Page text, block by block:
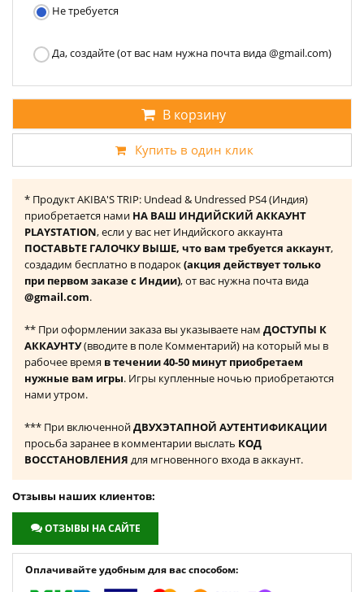
Не требуется
Да, создайте (от вас нам нужна почта вида @gmail.com)
В корзину
Купить в один клик
* Продукт AKIBA'S TRIP: Undead & Undressed PS4 (Индия)
приобретается нами НА ВАШ ИНДИЙСКИЙ АККАУНТ
PLAYSTATION, если у вас нет Индийского аккаунта
ПОСТАВЬТЕ ГАЛОЧКУ ВЫШЕ, что вам требуется аккаунт,
создадим бесплатно в подарок(акция действует только
при первом заказе с Индии), от вас нужна почта вида
@gmail.com.
** При оформлении заказа вы указываете нам ДОСТУПЫ К
АККАУНТУ(вводите в поле Комментарий) на который мы в
рабочее время в течении 40-50 минут приобретаем
нужные вам игры. Игры купленные ночью приобретаются
нами утром.
*** При включеннойДВУХЭТАПНОЙ АУТЕНТИФИКАЦИИ
просьба заранее в комментарии выслать КОД
ВОССТАНОВЛЕНИЯ для мгновенного входа в аккаунт.
Отзывы наших клиентов:
ОТЗЫВЫ НА САЙТЕ
Оплачивайте удобным для вас способом: